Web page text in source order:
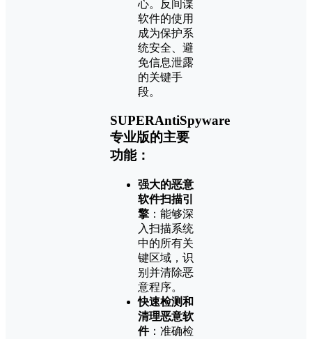
心。反间谍
软件的使用
成为保护系
统安全、避
免信息泄露
的关键手
段。
SUPERAntiSpyware
专业版的主要
功能：
强大的恶意
软件扫描引
擎 ：能够深
入扫描系统
中的所有关
键区域，识
别并清除恶
意程序。
快速检测和
清理恶意软
件：准确检